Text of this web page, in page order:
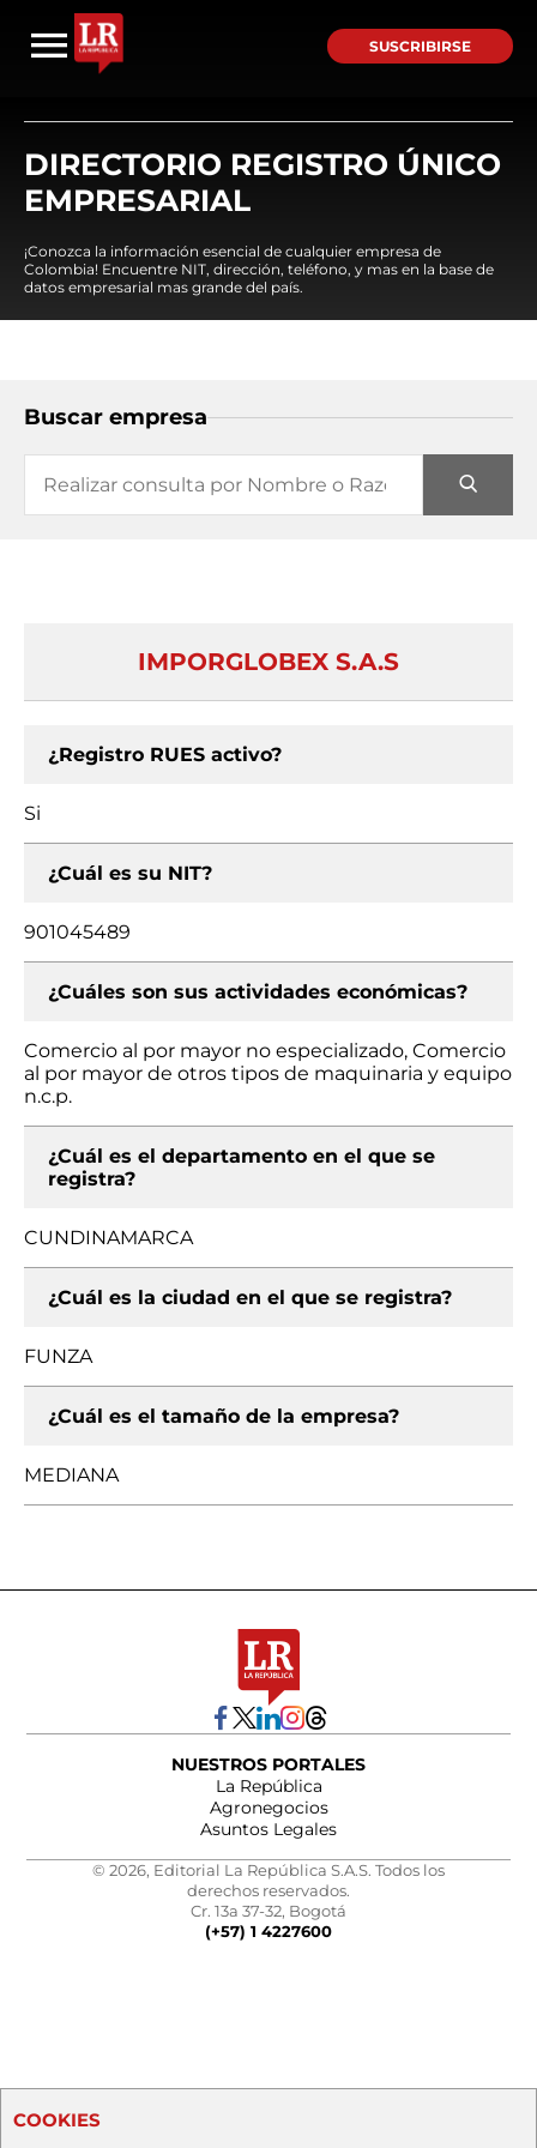
SUSCRIBIRSE
DIRECTORIO REGISTRO ÚNICO
EMPRESARIAL
¡Conozca la información esencial de cualquier empresa de
Colombia! Encuentre NIT, dirección, teléfono, y mas en la base de
datos empresarial mas grande del país.
Buscar empresa
IMPORGLOBEX S.A.S
¿Registro RUES activo?
Si
¿Cuál es su NIT?
901045489
¿Cuáles son sus actividades económicas?
Comercio al por mayor no especializado, Comercio
al por mayor de otros tipos de maquinaria y equipo
n.c.p.
¿Cuál es el departamento en el que se
registra?
CUNDINAMARCA
¿Cuál es la ciudad en el que se registra?
FUNZA
¿Cuál es el tamaño de la empresa?
MEDIANA
NUESTROS PORTALES
La República
Agronegocios
Asuntos Legales
© 2026, Editorial La República S.A.S. Todos los
derechos reservados.
Cr. 13a 37-32, Bogotá
(+57) 1 4227600
COOKIES